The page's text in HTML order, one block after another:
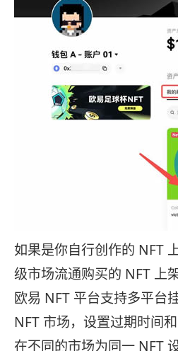
如果是你自行创作的 NFT
级市场流通购买的 NFT 上
欧易 NFT 平台支持多平台
NFT 市场，设置过期时间
在不同的市场为同一 NFT